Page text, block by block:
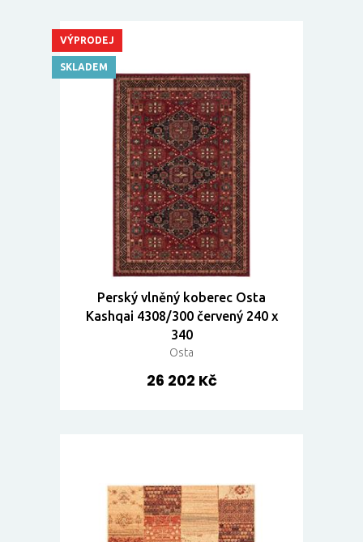
Perský vlněný koberec Osta
Kashqai 4308/300 červený 240 x
340
Osta
26 202 Kč
VÝPRODEJ
SKLADEM